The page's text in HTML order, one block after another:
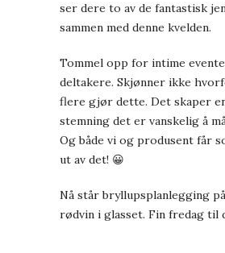
ser dere to av de fantastisk
sammen med denne kvelden.
Tommel opp for intime
deltakere. Skjønner ikke
flere gjør dette. Det skaper
stemning det er vanskelig å
Og både vi og produsent får
ut av det! 😀
Nå står bryllupsplanlegging
rødvin i glasset. Fin fredag til